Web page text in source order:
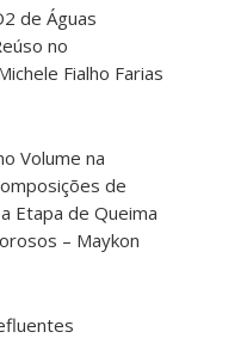
de Águas
no
Fialho Farias
Volume na
de
Etapa de Queima
– Maykon